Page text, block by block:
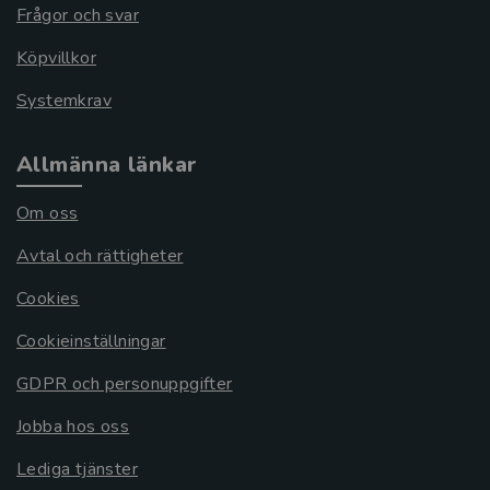
Frågor och svar
Köpvillkor
Systemkrav
Allmänna länkar
Om oss
Avtal och rättigheter
Cookies
Cookieinställningar
GDPR och personuppgifter
Jobba hos oss
Lediga tjänster